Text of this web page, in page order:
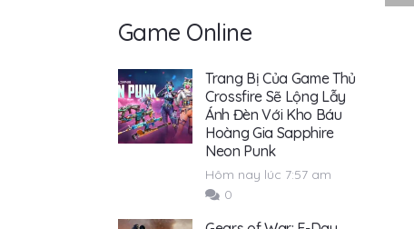
Game Online
Trang Bị Của Game Thủ
Crossfire Sẽ Lộng Lẫy
Ánh Đèn Với Kho Báu
Hoàng Gia Sapphire
Neon Punk
Hôm nay lúc 7:57 am
0